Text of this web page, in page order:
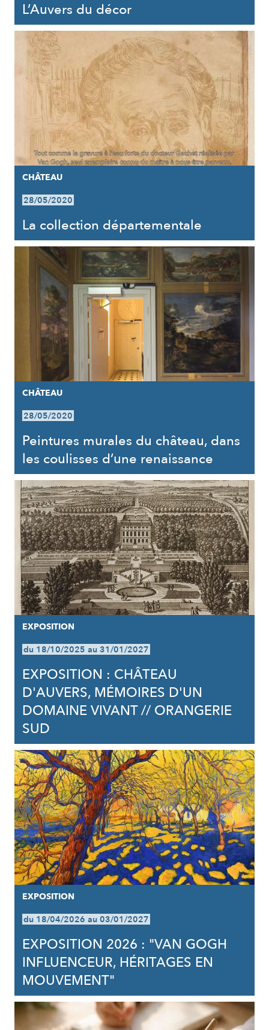
L’Auvers du décor
CHÂTEAU
28/05/2020
La collection départementale
CHÂTEAU
28/05/2020
Peintures murales du château, dans
les coulisses d’une renaissance
EXPOSITION
du 18/10/2025 au 31/01/2027
EXPOSITION : CHÂTEAU
D'AUVERS, MÉMOIRES D'UN
DOMAINE VIVANT // ORANGERIE
SUD
EXPOSITION
du 18/04/2026 au 03/01/2027
EXPOSITION 2026 : "VAN GOGH
INFLUENCEUR, HÉRITAGES EN
MOUVEMENT"